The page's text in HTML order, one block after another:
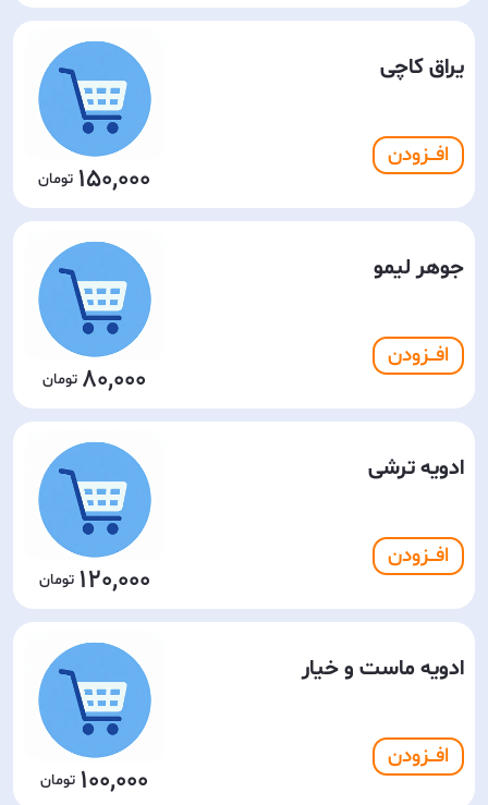
یراق کاچی
افـــزودن
150,000
جوهر لیمو
افـــزودن
80,000
ادویه ترشی
افـــزودن
120,000
ادویه ماست و خیار
افـــزودن
100,000